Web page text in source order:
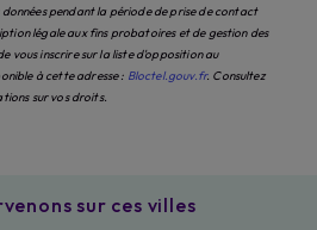
pendant la période de prise de contact
légale aux fins probatoires et de gestion des
vous inscrire sur la liste d'opposition au
à cette adresse : Bloctel.gouv.fr. Consultez
sur vos droits.
sur ces villes